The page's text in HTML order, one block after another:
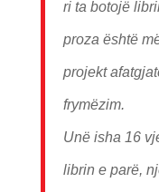
ri ta botojë
proza është
projekt
frymëzim.
Unë isha 16
librin e parë,